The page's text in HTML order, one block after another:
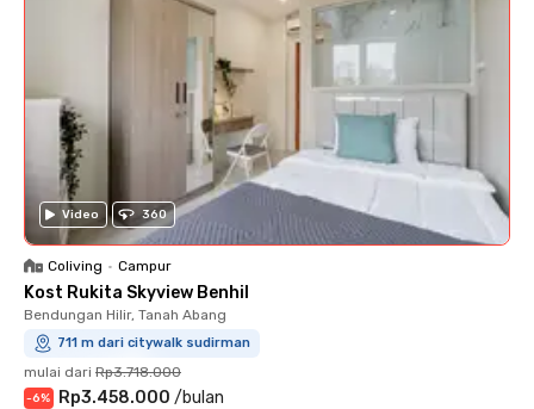
Video 360
Coliving • Campur
Kost Rukita Skyview Benhil
Bendungan Hilir, Tanah Abang
711 m dari citywalk sudirman
mulai dari Rp3.718.000
-6% Rp3.458.000 /bulan